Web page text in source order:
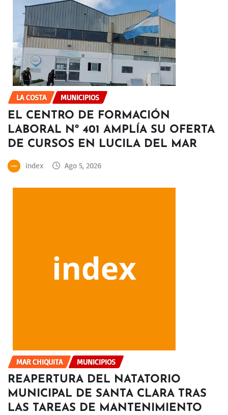
LA COSTA MUNICIPIOS
EL CENTRO DE FORMACIÓN
LABORAL Nº 401 AMPLÍA SU OFERTA
DE CURSOS EN LUCILA DEL MAR
index Ago 5, 2026
MAR CHIQUITA MUNICIPIOS
REAPERTURA DEL NATATORIO
MUNICIPAL DE SANTA CLARA TRAS
LAS TAREAS DE MANTENIMIENTO